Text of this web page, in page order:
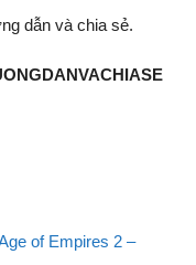
dẫn và chia sẻ.
of Empires 2 –